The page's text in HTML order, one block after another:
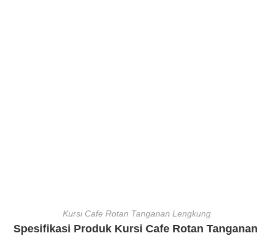
Kursi Cafe Rotan Tanganan Lengkung
Spesifikasi Produk Kursi Cafe Rotan Tanganan